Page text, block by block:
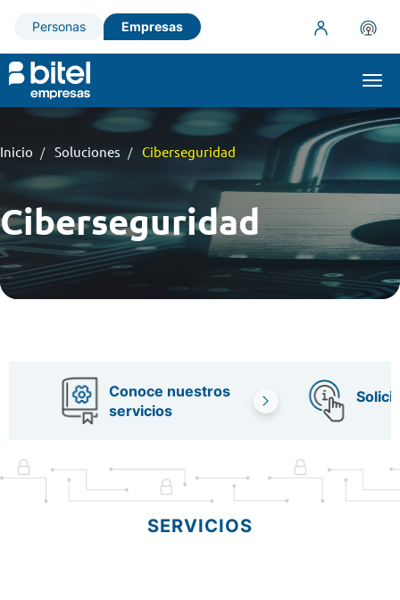
Personas Empresas
Inicio Soluciones Ciberseguridad
Ciberseguridad
Conoce nuestros
servicios
SERVICIOS